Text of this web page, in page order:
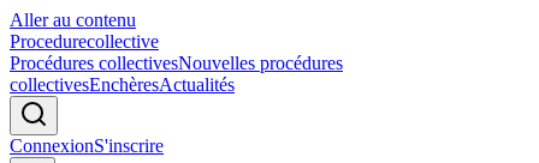
Aller au contenu
Procedurecollective
Procédures collectivesNouvelles procédures
collectivesEnchèresActualités
ConnexionS'inscrire